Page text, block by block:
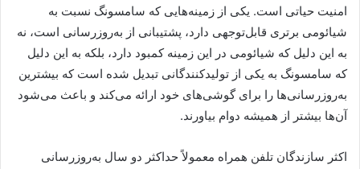
امنیت حیاتی است. یکی از زمینه‌هایی که سامسونگ نسبت به
شیائومی برتری قابل‌توجهی دارد، پشتیبانی از به‌روزرسانی است، نه
به این دلیل که شیائومی در این زمینه کمبود دارد، بلکه به این دلیل
که سامسونگ به یکی از تولیدکنندگانی تبدیل شده است که بیشترین
به‌روزرسانی‌ها را برای گوشی‌های خود ارائه می‌کند و باعث می‌شود
آن‌ها بیشتر از همیشه دوام بیاورند.
اکثر سازندگان تلفن همراه معمولاً حداکثر دو سال به‌روزرسانی